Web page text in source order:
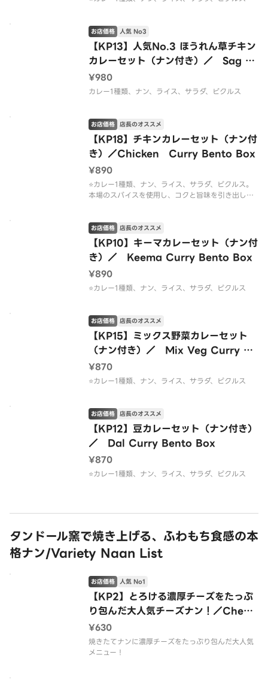
【KP13】人気No.3 ほうれん草チキン
カレーセット（ナン付き）／ Sag C
hicken Bento Box
お店価格 人気 No3
¥980
カレー1種類、ナン、ライス、サラダ、ピクルス
【KP18】チキンカレーセット（ナン付
き）／Chicken Curry Bento Box
お店価格 店長のオススメ
¥890
⭐️カレー1種類、ナン、ライス、サラダ、ピクルス。
本場のスパイスを使用し、コクと旨味を引き出した
【KP10】キーマカレーセット（ナン付
き）／ Keema Curry Bento Box
お店価格 店長のオススメ
¥890
⭐️カレー1種類、ナン、ライス、サラダ、ピクルス
【KP15】ミックス野菜カレーセット
（ナン付き）／ Mix Veg Curry Be
nto Box
お店価格 店長のオススメ
¥870
⭐️カレー1種類、ナン、ライス、サラダ、ピクルス
【KP12】豆カレーセット（ナン付き）
／ Dal Curry Bento Box
お店価格 店長のオススメ
¥870
⭐️カレー1種類、ナン、ライス、サラダ、ピクルス
タンドール窯で焼き上げる、ふわもち食感の本
格ナン/Variety Naan List
【KP2】とろける濃厚チーズをたっぷ
り包んだ大人気チーズナン！／Chees
e Nan
お店価格 人気 No1
¥630
焼きたてナンに濃厚チーズをたっぷり包んだ大人気
メニュー！